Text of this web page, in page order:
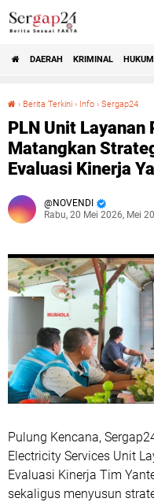
DAERAH KRIMINAL HUKUM
› Berita Terkini › Info › Sergap24
PLN Unit Layanan
Matangkan
Evaluasi Kinerja
NOVENDI
Rabu, 20 Mei 2026, Mei
Pulung Kencana,
Electricity Services Unit
Evaluasi Kinerja Tim
sekaligus menyusun